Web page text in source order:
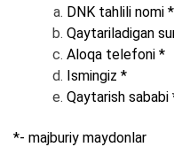
DNK tahlili nomi *
Qaytariladigan
Aloqa telefoni *
Ismingiz *
Qaytarish sababi
*- majburiy maydonlar